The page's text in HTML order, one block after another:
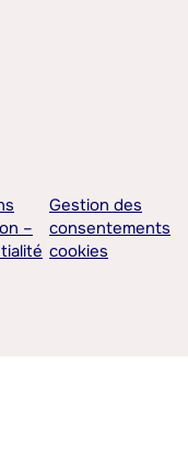
–
Gestion des
consentements
cookies